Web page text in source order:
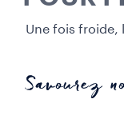
Une fois froide,
Savourez